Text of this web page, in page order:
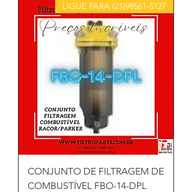
LIGUE PARA (21)98561-5127
CONJUNTO DE FILTRAGEM DE
COMBUSTÍVEL FBO-14-DPL